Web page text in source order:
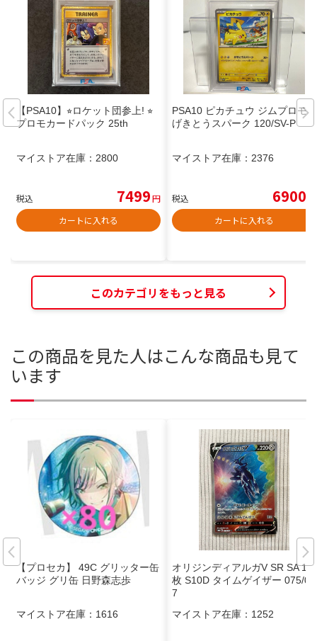
【PSA10】⭐︎ロケット団参上! ⭐︎
プロモカードパック 25th
マイストア在庫： 2800
税込 7499円
カートに入れる
PSA10 ピカチュウ ジムプロモ
げきとうスパーク 120/SV-P
マイストア在庫： 2376
税込 6900
カートに入れる
このカテゴリをもっと見る
この商品を見た人はこんな商品も見て
います
【プロセカ】 49C グリッター缶
バッジ グリ缶 日野森志歩
マイストア在庫： 1616
オリジンディアルガV SR SA 1
枚 S10D タイムゲイザー 075/06
7
マイストア在庫： 1252